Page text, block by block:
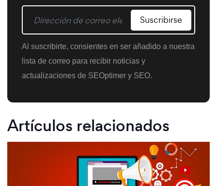
Suscribirse
Al suscribirte, consientes en ser añadido a nuestra
lista de correo para recibir noticias y
actualizaciones de SEOptimer y SEO.
Artículos relacionados